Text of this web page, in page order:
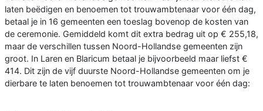
laten beëdigen en benoemen tot trouwambtenaar voor één dag,
betaal je in 16 gemeenten een toeslag bovenop de kosten van
de ceremonie. Gemiddeld komt dit extra bedrag uit op € 255,18,
maar de verschillen tussen Noord-Hollandse gemeenten zijn
groot. In Laren en Blaricum betaal je bijvoorbeeld maar liefst €
414. Dit zijn de vijf duurste Noord-Hollandse gemeenten om je
dierbare te laten benoemen tot trouwambtenaar voor één dag: